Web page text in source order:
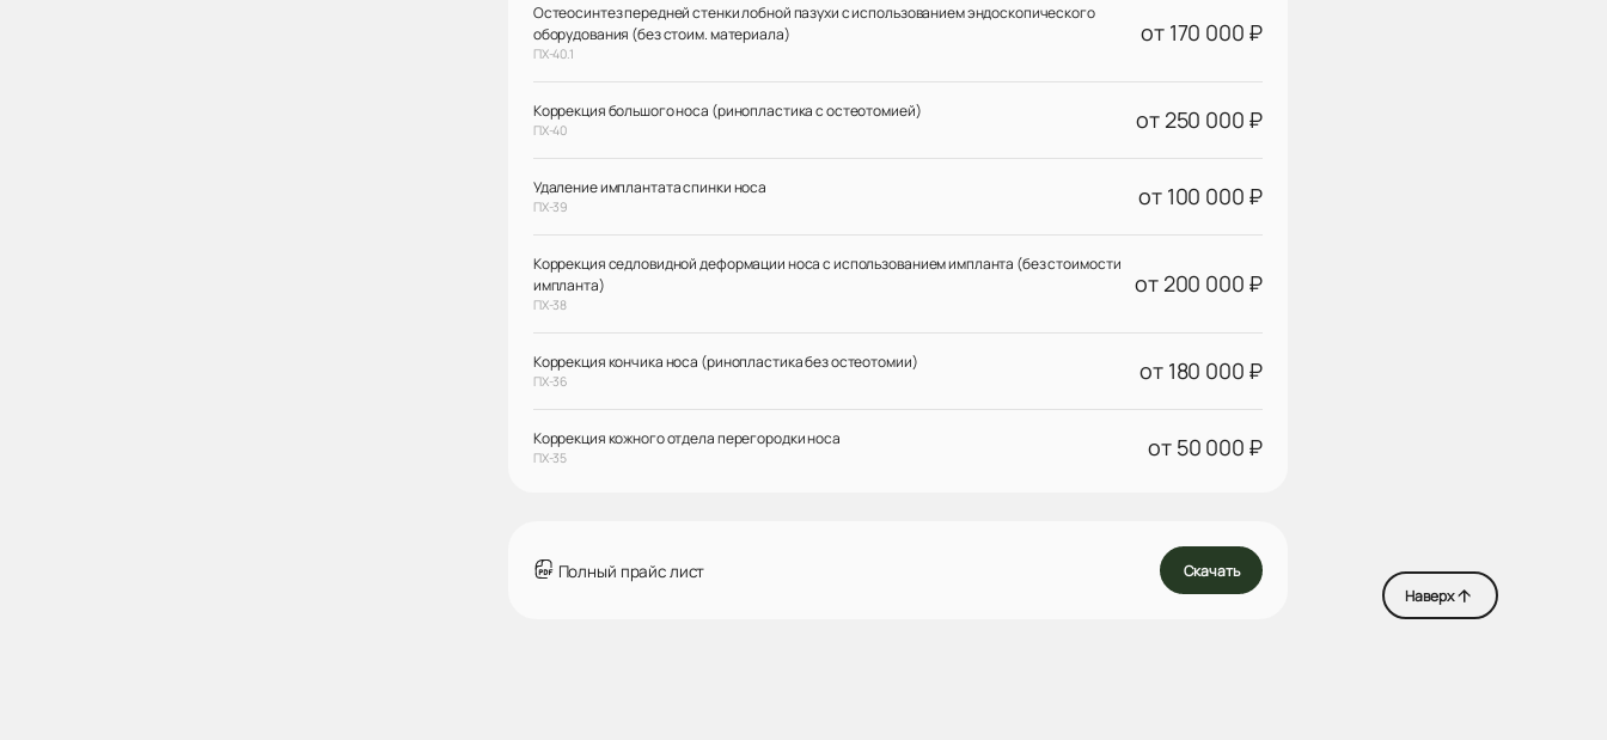
Остеосинтез передней стенки лобной пазухи с использованием эндоскопического
оборудования (без стоим. материала)
ПХ-40.1
от 170 000 ₽
Коррекция большого носа (ринопластика с остеотомией)
ПХ-40 от 250 000 ₽
Удаление имплантата спинки носа
ПХ-39 от 100 000 ₽
Коррекция седловидной деформации носа с использованием импланта (без стоимости
импланта)
ПХ-38
от 200 000 ₽
Коррекция кончика носа (ринопластика без остеотомии)
ПХ-36 от 180 000 ₽
Коррекция кожного отдела перегородки носа
ПХ-35 от 50 000 ₽
Полный прайс лист
Скачать
Наверх